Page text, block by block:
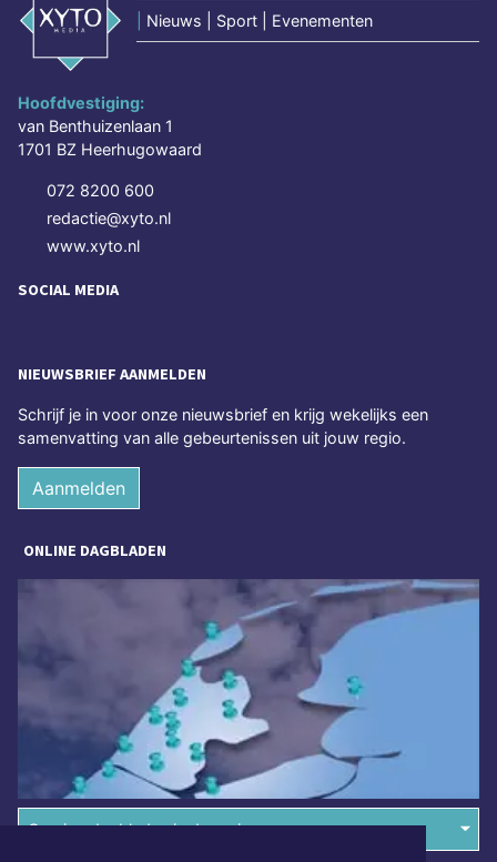
Nieuws | Sport | Evenementen
Hoofdvestiging:
van Benthuizenlaan 1
1701 BZ Heerhugowaard
072 8200 600
redactie@xyto.nl
www.xyto.nl
SOCIAL MEDIA
NIEUWSBRIEF AANMELDEN
Schrijf je in voor onze nieuwsbrief en krijg wekelijks een
samenvatting van alle gebeurtenissen uit jouw regio.
Aanmelden
ONLINE DAGBLADEN
Overige dagbladen in de regio